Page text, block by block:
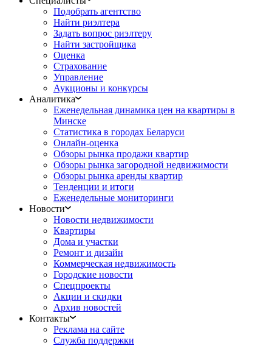
Подобрать агентство
Найти риэлтера
Задать вопрос риэлтеру
Найти застройщика
Оценка
Страхование
Управление
Аукционы и конкурсы
Аналитика
Еженедельная динамика цен на квартиры в
Минске
Статистика в городах Беларуси
Онлайн-оценка
Обзоры рынка продажи квартир
Обзоры рынка загородной недвижимости
Обзоры рынка аренды квартир
Тенденции и итоги
Еженедельные мониторинги
Новости
Новости недвижимости
Квартиры
Дома и участки
Ремонт и дизайн
Коммерческая недвижимость
Городские новости
Спецпроекты
Акции и скидки
Архив новостей
Контакты
Реклама на сайте
Служба поддержки